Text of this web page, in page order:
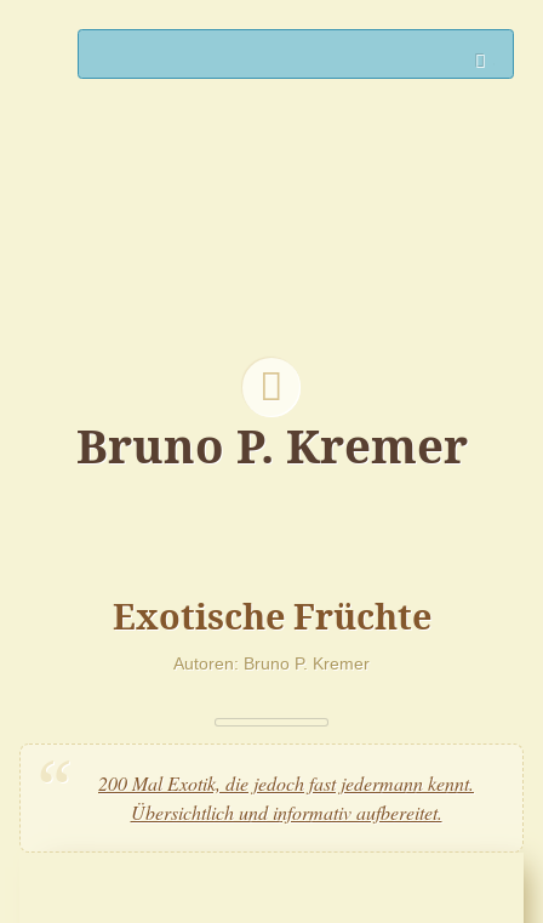
Bruno P. Kremer
Exotische Früchte
Autoren Bruno P. Kremer
200 Mal Exotik, die jedoch fast jedermann kennt.
Übersichtlich und informativ aufbereitet.